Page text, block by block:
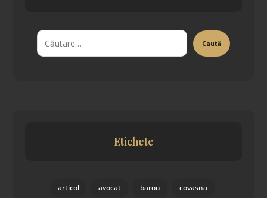
Etichete
articol avocat barou covasna